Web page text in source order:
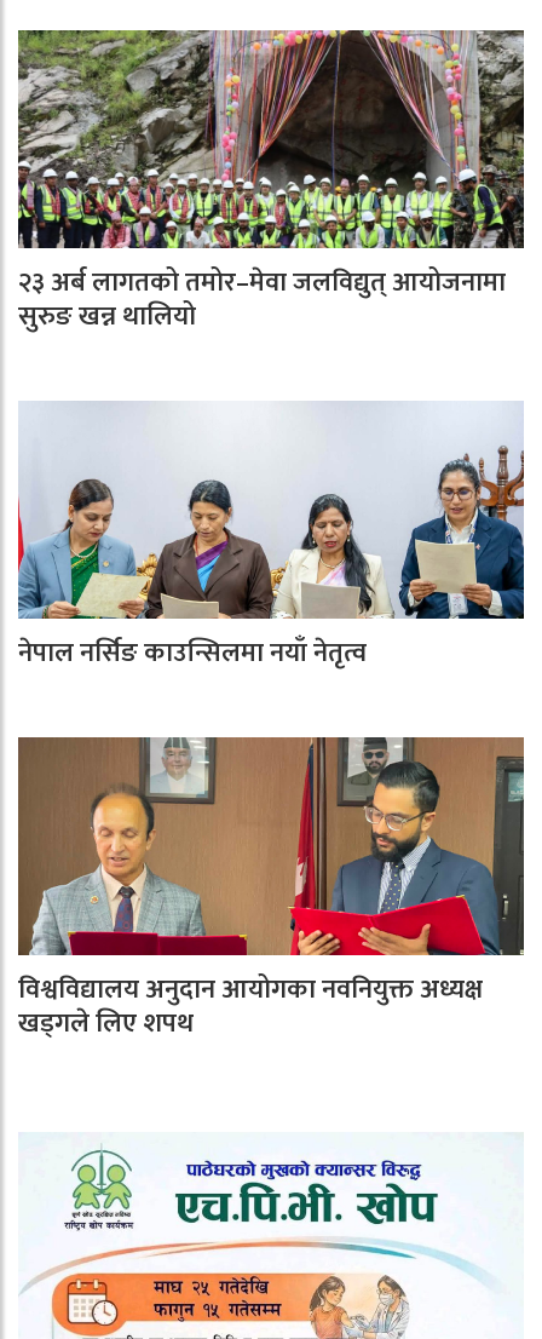
२३ अर्ब लागतको तमोर–मेवा जलविद्युत् आयोजनामा
सुरुङ खन्न थालियो
नेपाल नर्सिङ काउन्सिलमा नयाँ नेतृत्व
विश्वविद्यालय अनुदान आयोगका नवनियुक्त अध्यक्ष
खड्गले लिए शपथ